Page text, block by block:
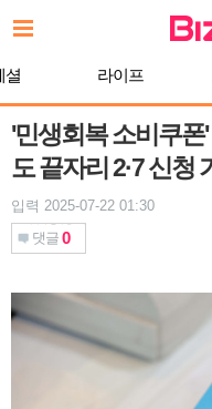
문
로셜 라이프
'민생회복 소비쿠
도 끝자리 2·7 신청
입력 2025-07-22 01:30
댓글 0